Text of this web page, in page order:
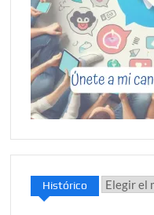
Histórico Histórico